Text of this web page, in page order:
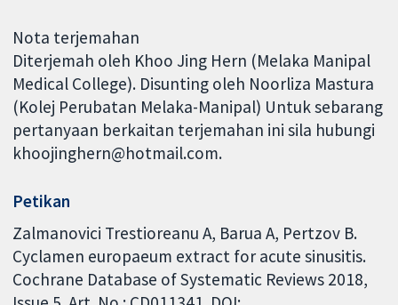
Nota terjemahan
Diterjemah oleh Khoo Jing Hern (Melaka Manipal
Medical College). Disunting oleh Noorliza Mastura
(Kolej Perubatan Melaka-Manipal) Untuk sebarang
pertanyaan berkaitan terjemahan ini sila hubungi
khoojinghern@hotmail.com.
Petikan
Zalmanovici Trestioreanu A, Barua A, Pertzov B.
Cyclamen europaeum extract for acute sinusitis.
Cochrane Database of Systematic Reviews 2018,